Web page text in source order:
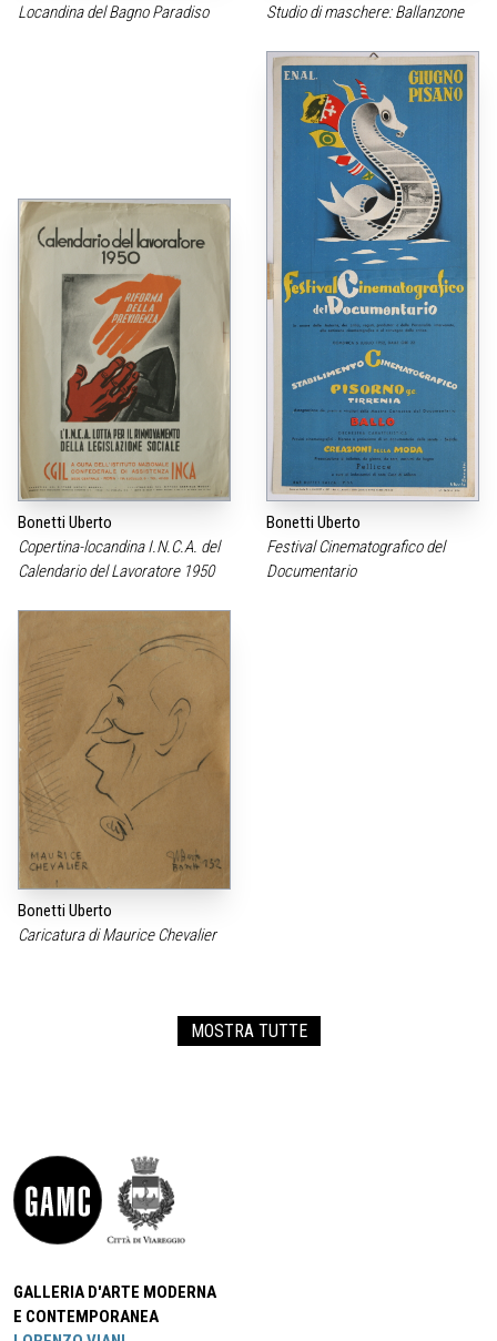
Locandina del Bagno Paradiso
Studio di maschere: Ballanzone
Bonetti Uberto
Copertina-locandina I.N.C.A. del
Calendario del Lavoratore 1950
Bonetti Uberto
Festival Cinematografico del
Documentario
Bonetti Uberto
Caricatura di Maurice Chevalier
MOSTRA TUTTE
GALLERIA D'ARTE MODERNA
E CONTEMPORANEA